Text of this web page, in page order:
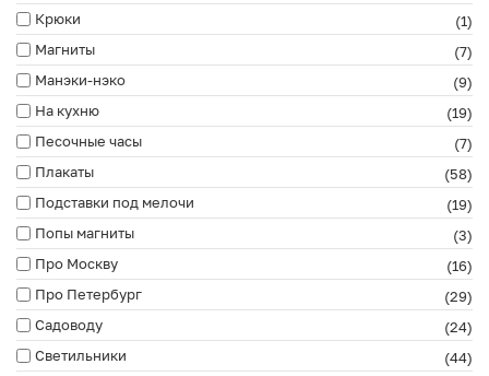
Крюки
(1)
Магниты
(7)
Манэки-нэко
(9)
На кухню
(19)
Песочные часы
(7)
Плакаты
(58)
Подставки под мелочи
(19)
Попы магниты
(3)
Про Москву
(16)
Про Петербург
(29)
Садоводу
(24)
Светильники
(44)